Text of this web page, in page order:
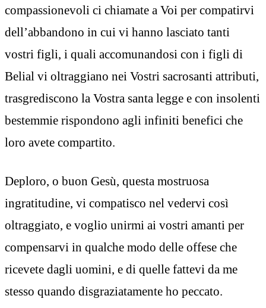
compassionevoli ci chiamate a Voi per compatirvi
dell’abbandono in cui vi hanno lasciato tanti
vostri figli, i quali accomunandosi con i figli di
Belial vi oltraggiano nei Vostri sacrosanti attributi,
trasgrediscono la Vostra santa legge e con insolenti
bestemmie rispondono agli infiniti benefici che
loro avete compartito.
Deploro, o buon Gesù, questa mostruosa
ingratitudine, vi compatisco nel vedervi così
oltraggiato, e voglio unirmi ai vostri amanti per
compensarvi in qualche modo delle offese che
ricevete dagli uomini, e di quelle fattevi da me
stesso quando disgraziatamente ho peccato.